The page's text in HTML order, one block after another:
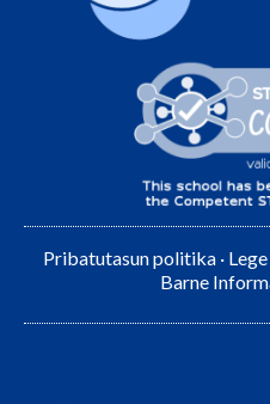
Pribatutasun politika ·
Barne